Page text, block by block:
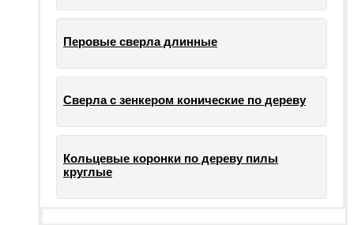
Перовые сверла длинные
Сверла с зенкером конические по дереву
Кольцевые коронки по дереву пилы
круглые